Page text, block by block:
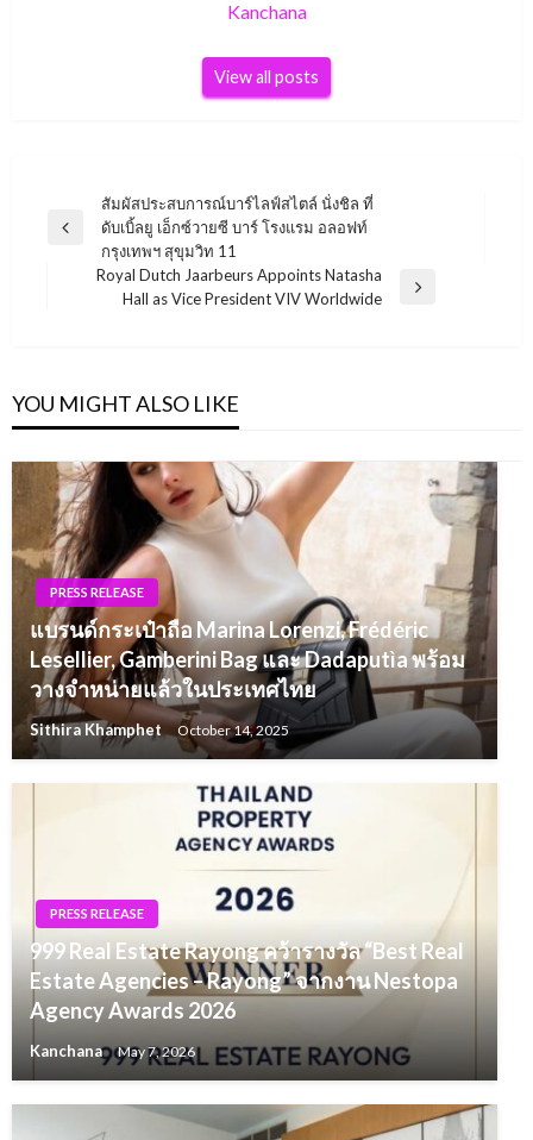
Kanchana
View all posts
navigation
Previous
สัมผัสประสบการณ์บาร์ไลฟ์สไตล์ นั่งชิล ที่
ดับเบิ้ลยู เอ็กซ์วายซี บาร์ โรงแรม อลอฟท์
กรุงเทพฯ สุขุมวิท 11
Royal Dutch Jaarbeurs Appoints Natasha
Hall as Vice President VIV Worldwide
YOU MIGHT ALSO LIKE
PRESS RELEASE
แบรนด์กระเป๋าถือ Marina Lorenzi, Frédéric
Lesellier, Gamberini Bag และ Dadaputìa พร้อม
วางจำหน่ายแล้วในประเทศไทย
Sithira Khamphet October 14, 2025
PRESS RELEASE
999 Real Estate Rayong คว้ารางวัล “Best Real
Estate Agencies – Rayong” จากงาน Nestopa
Agency Awards 2026
Kanchana May 7, 2026